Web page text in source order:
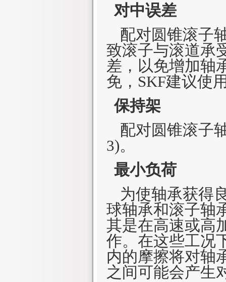
对中误差
配对圆锥滚子
致滚子与滚道承
差，以免增加轴
免， SKF建议使
保持架
配对圆锥滚子
3)。
最小负荷
为使轴承获得
球轴承和滚子轴
其是在高速或高
作。在这些工况
内的摩擦将对轴
之间可能会产生